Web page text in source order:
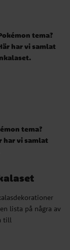
tema?
har vi samlat
till
i huset som
av Pikachu
tema?
har vi samlat
lista på några av
till